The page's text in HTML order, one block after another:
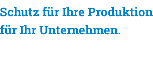
Schutz für Ihre
für Ihr Unternehmen.